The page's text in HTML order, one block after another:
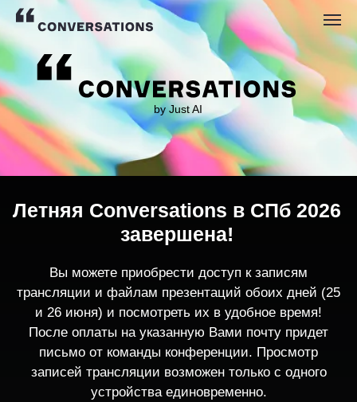
by Just AI
трансляции и файлам презентаций обоих дней (25
После оплаты на указанную Вами почту придет
записей трансляции возможен только с одного
устройства единовременно.
По любым вопросам пишите
contact@conversations-ai.co m
Летняя Conversations в СПб 2026
завершена!